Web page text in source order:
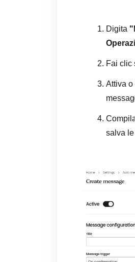
Digita
Fai clic
Attiva o
salva